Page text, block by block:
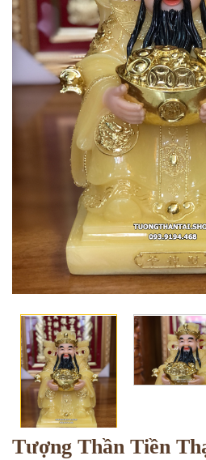
Tượng Thần Tiền